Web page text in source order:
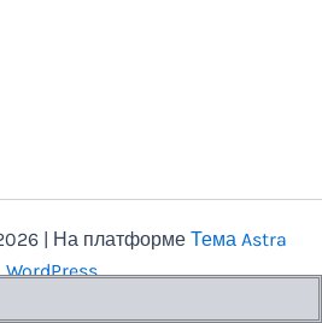
| На платформе Тема Astra
WordPress